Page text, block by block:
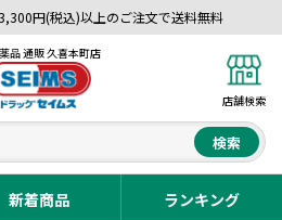
円(税込)以上のご注文で送料無料
品 通販 久喜本町店
店舗検索
検索
新着商品 ランキング